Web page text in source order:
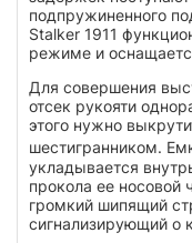
подпружиненного
Stalker 1911
режиме и
Для совершения
отсек рукояти
этого нужно
шестигранником.
укладывается
прокола ее носовой
громкий шипящий
сигнализирующий о